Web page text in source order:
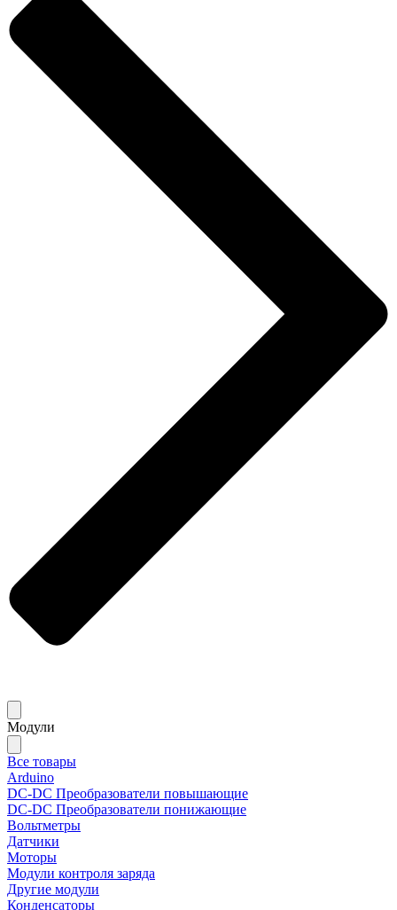
Модули
Все товары
Arduino
DC-DC Преобразователи повышающие
DC-DC Преобразователи понижающие
Вольтметры
Датчики
Моторы
Модули контроля заряда
Другие модули
Конденсаторы